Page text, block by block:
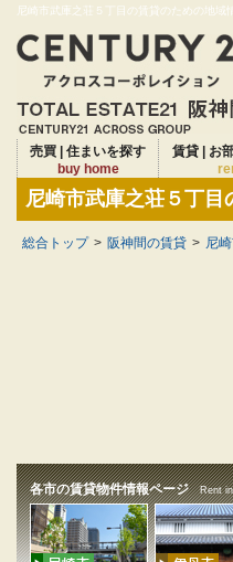
尼崎市武庫之荘５丁目の賃貸のための地
売買 | 住まいを探す
buy home
賃貸 | お
尼崎市武庫之荘５丁目
総合トップ > 阪神間の賃貸 > 尼
各市の賃貸物件情報ページ Rent